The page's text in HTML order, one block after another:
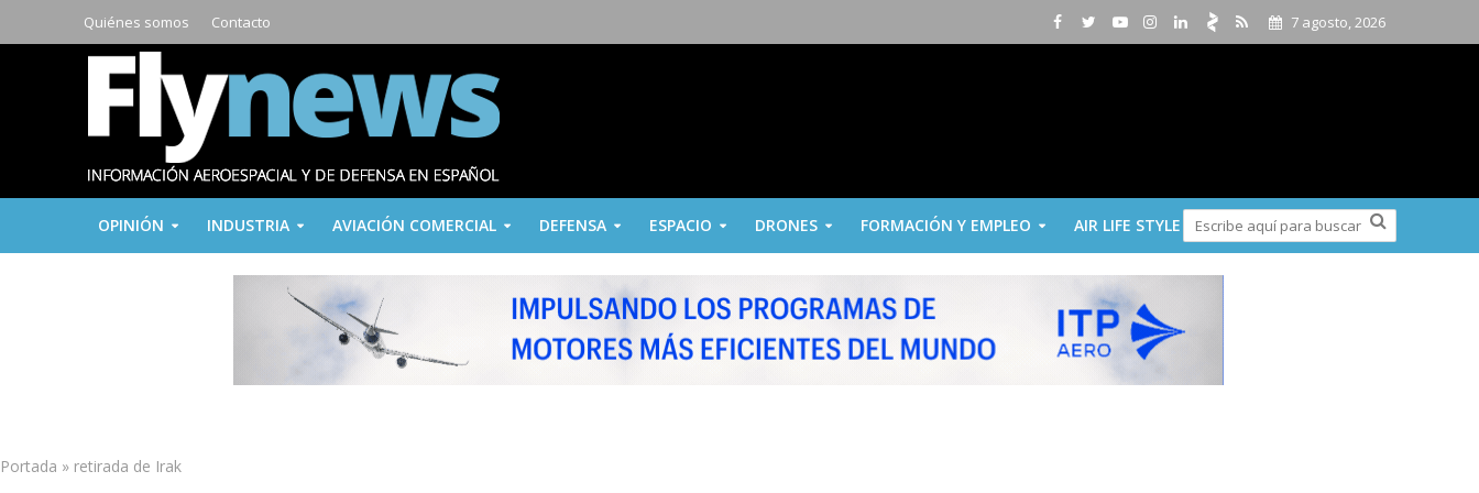
Quiénes somos Contacto 7 agosto, 2026
OPINIÓN INDUSTRIA AVIACIÓN COMERCIAL DEFENSA ESPACIO DRONES FORMACIÓN Y EMPLEO AIR LIFE STYLE
Portada » retirada de Irak